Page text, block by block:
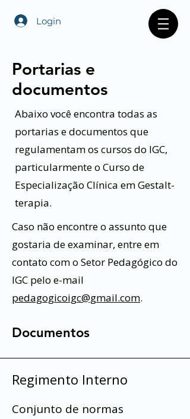
Login
Portarias e
documentos
Abaixo você encontra todas as
portarias e documentos que
regulamentam os cursos do IGC,
particularmente o Curso de
Especialização Clínica em Gestalt-
terapia.
Caso não encontre o assunto que
gostaria de examinar, entre em
contato com o Setor Pedagógico do
IGC pelo e-mail
pedagogicoigc@gmail.com.
Documentos
Regimento Interno
Conjunto de normas